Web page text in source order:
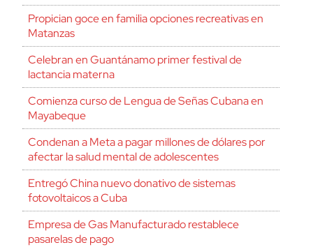
Propician goce en familia opciones recreativas en
Matanzas
Celebran en Guantánamo primer festival de
lactancia materna
Comienza curso de Lengua de Señas Cubana en
Mayabeque
Condenan a Meta a pagar millones de dólares por
afectar la salud mental de adolescentes
Entregó China nuevo donativo de sistemas
fotovoltaicos a Cuba
Empresa de Gas Manufacturado restablece
pasarelas de pago